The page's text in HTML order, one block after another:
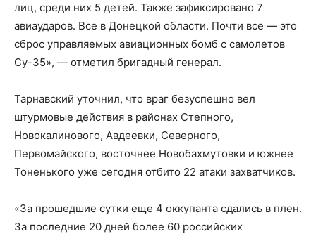
лиц, среди них 5 детей. Также зафиксировано 7
авиаударов. Все в Донецкой области. Почти все — это
сброс управляемых авиационных бомб с самолетов
Су-35», — отметил бригадный генерал.
Тарнавский уточнил, что враг безуспешно вел
штурмовые действия в районах Степного,
Новокалинового, Авдеевки, Северного,
Первомайского, восточнее Новобахмутовки и южнее
Тоненького уже сегодня отбито 22 атаки захватчиков.
«За прошедшие сутки еще 4 оккупанта сдались в плен.
За последние 20 дней более 60 российских